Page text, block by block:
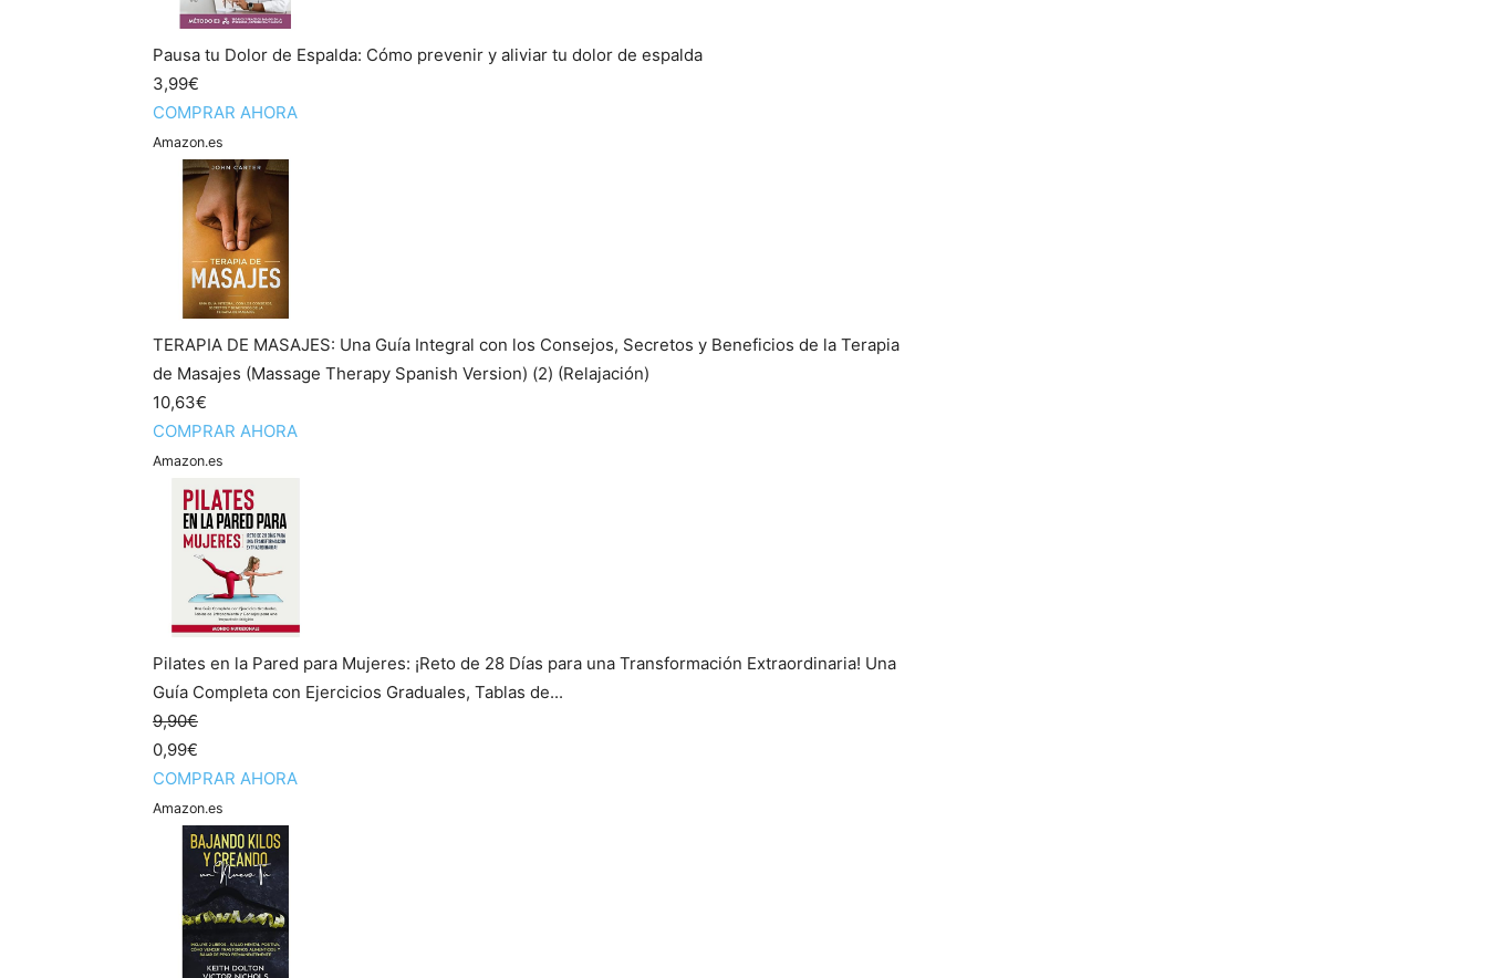
Pausa tu Dolor de Espalda: Cómo prevenir y aliviar tu dolor de espalda
3,99€
COMPRAR AHORA
Amazon.es
TERAPIA DE MASAJES: Una Guía Integral con los Consejos, Secretos y Beneficios de la Terapia
de Masajes (Massage Therapy Spanish Version) (2) (Relajación)
10,63€
COMPRAR AHORA
Amazon.es
Pilates en la Pared para Mujeres: ¡Reto de 28 Días para una Transformación Extraordinaria! Una
Guía Completa con Ejercicios Graduales, Tablas de...
9,90€
0,99€
COMPRAR AHORA
Amazon.es